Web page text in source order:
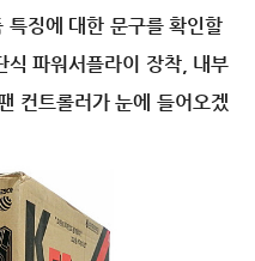
징에 대한 문구를 확인할
파워서플라이 장착, 내부
컨트롤러가 눈에 들어오겠